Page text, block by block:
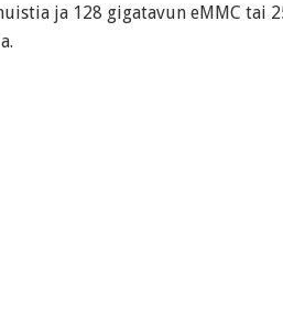
ja 128 gigatavun eMMC tai